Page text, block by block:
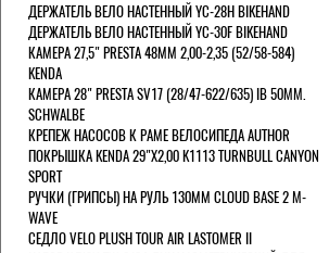
ДЕРЖАТЕЛЬ ВЕЛО НАСТЕННЫЙ YC-28H BIKEHAND
ДЕРЖАТЕЛЬ ВЕЛО НАСТЕННЫЙ YC-30F BIKEHAND
КАМЕРА 27,5" PRESTA 48ММ 2,00-2,35 (52/58-584)
KENDA
КАМЕРА 28" PRESTA SV17 (28/47-622/635) IB 50MM.
SCHWALBE
КРЕПЕЖ НАСОСОВ К РАМЕ ВЕЛОСИПЕДА AUTHOR
ПОКРЫШКА KENDA 29"Х2,00 K1113 TURNBULL CANYON
SPORT
РУЧКИ (ГРИПСЫ) НА РУЛЬ 130ММ CLOUD BASE 2 M-
WAVE
СЕДЛО VELO PLUSH TOUR AIR LASTOMER II